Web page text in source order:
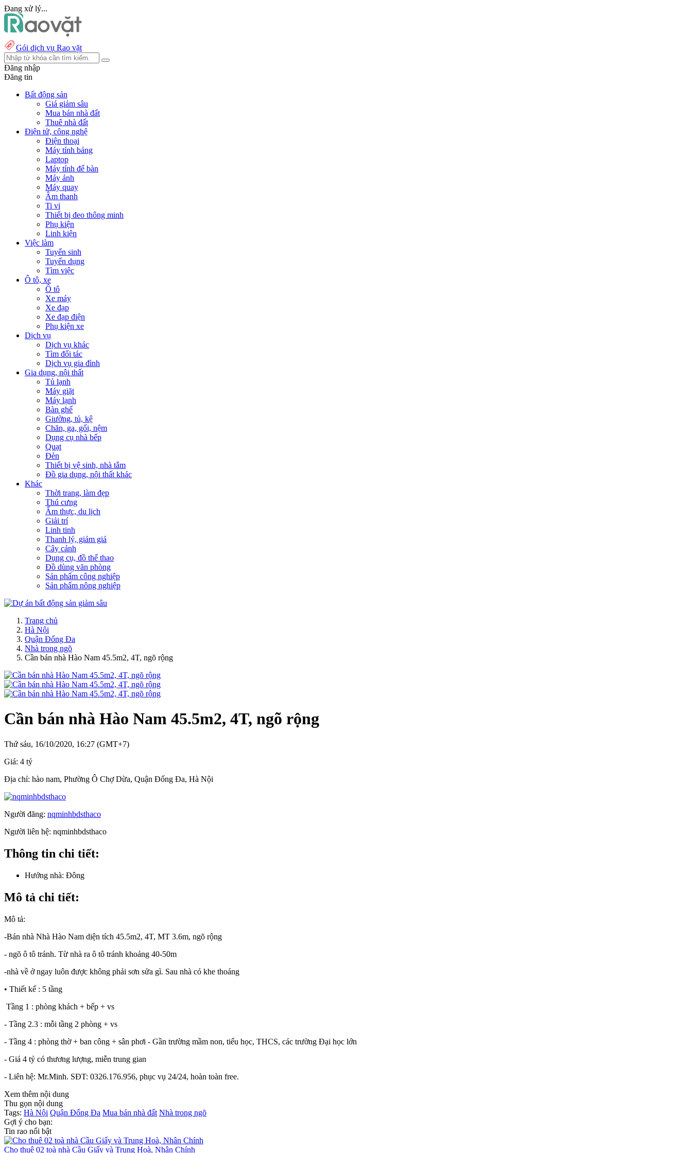
Đang xử lý...
Gói dịch vụ Rao vặt
Đăng nhập
Đăng tin
Bất động sản
Giá giảm sâu
Mua bán nhà đất
Thuê nhà đất
Điện tử, công nghệ
Điện thoại
Máy tính bảng
Laptop
Máy tính để bàn
Máy ảnh
Máy quay
Âm thanh
Ti vi
Thiết bị đeo thông minh
Phụ kiện
Linh kiện
Việc làm
Tuyển sinh
Tuyển dụng
Tìm việc
Ô tô, xe
Ô tô
Xe máy
Xe đạp
Xe đạp điện
Phụ kiện xe
Dịch vụ
Dịch vụ khác
Tìm đối tác
Dịch vụ gia đình
Gia dụng, nội thất
Tủ lạnh
Máy giặt
Máy lạnh
Bàn ghế
Giường, tủ, kệ
Chăn, ga, gối, nệm
Dụng cụ nhà bếp
Quạt
Đèn
Thiết bị vệ sinh, nhà tắm
Đồ gia dụng, nội thất khác
Khác
Thời trang, làm đẹp
Thú cưng
Ẩm thực, du lịch
Giải trí
Linh tinh
Thanh lý, giảm giá
Cây cảnh
Dụng cụ, đồ thể thao
Đồ dùng văn phòng
Sản phẩm công nghiệp
Sản phẩm nông nghiệp
Trang chủ
Hà Nội
Quận Đống Đa
Nhà trong ngõ
Cần bán nhà Hào Nam 45.5m2, 4T, ngõ rộng
Cần bán nhà Hào Nam 45.5m2, 4T, ngõ rộng
Thứ sáu, 16/10/2020, 16:27 (GMT+7)
Giá: 4 tỷ
Địa chỉ: hào nam, Phường Ô Chợ Dừa, Quận Đống Đa, Hà Nội
Người đăng: nqminhbdsthaco
Người liên hệ: nqminhbdsthaco
Thông tin chi tiết:
Hướng nhà: Đông
Mô tả chi tiết:
Mô tả:
-Bán nhà Nhà Hào Nam diện tích 45.5m2, 4T, MT 3.6m, ngõ rộng
- ngõ ô tô tránh. Từ nhà ra ô tô tránh khoảng 40-50m
-nhà về ở ngay luôn được không phải sơn sửa gì. Sau nhà có khe thoáng
• Thiết kế : 5 tầng
Tầng 1 : phòng khách + bếp + vs
- Tầng 2.3 : mỗi tầng 2 phòng + vs
- Tầng 4 : phòng thờ + ban công + sân phơi - Gần trường mầm non, tiểu học, THCS, các trường Đại học lớn
- Giá 4 tỷ có thương lượng, miễn trung gian
- Liên hệ: Mr.Minh. SĐT: 0326.176.956, phục vụ 24/24, hoàn toàn free.
Xem thêm nội dung
Thu gọn nội dung
Tags: Hà Nội Quận Đống Đa Mua bán nhà đất Nhà trong ngõ
Gợi ý cho bạn:
Tin rao nổi bật
Cho thuê 02 toà nhà Cầu Giấy và Trung Hoà, Nhân Chính